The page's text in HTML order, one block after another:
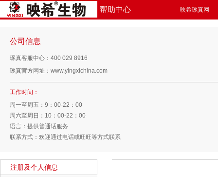
帮助中心 映希琢真网
公司信息
琢真客服中心：400 029 8916
琢真官方网址： www.yingxichina.com
工作时间：
周一至周五：9：00-22：00
周六至周日：10：00-22：00
语言：提供普通话服务
联系方式：欢迎通过电话或旺旺等方式联系
注册及个人信息